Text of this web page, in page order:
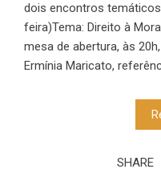
dois encontros
feira)Tema: Direito à
mesa de abertura, às
Ermínia Maricato,
SHARE